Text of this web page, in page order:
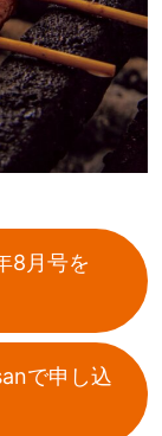
8月号を
で申し込